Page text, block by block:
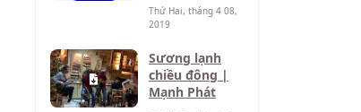
Thứ Hai, tháng 4 08,
2019
Sương lạnh
chiều đông |
Mạnh Phát